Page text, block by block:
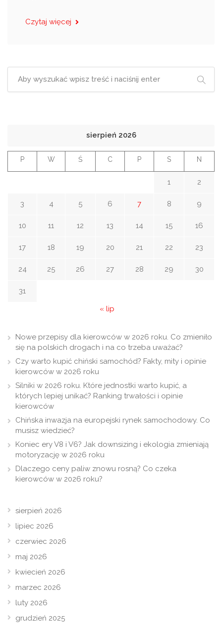
Czytaj więcej
sierpień 2026
P W Ś C P S N
1 2
3 4 5 6 7 8 9
10 11 12 13 14 15 16
17 18 19 20 21 22 23
24 25 26 27 28 29 30
31
« lip
Nowe przepisy dla kierowców w 2026 roku. Co zmieniło
się na polskich drogach i na co trzeba uważać?
Czy warto kupić chiński samochód? Fakty, mity i opinie
kierowców w 2026 roku
Silniki w 2026 roku. Które jednostki warto kupić, a
których lepiej unikać? Ranking trwałości i opinie
kierowców
Chińska inwazja na europejski rynek samochodowy. Co
musisz wiedzieć?
Koniec ery V8 i V6? Jak downsizing i ekologia zmieniają
motoryzację w 2026 roku
Dlaczego ceny paliw znowu rosną? Co czeka
kierowców w 2026 roku?
sierpień 2026
lipiec 2026
czerwiec 2026
maj 2026
kwiecień 2026
marzec 2026
luty 2026
grudzień 2025